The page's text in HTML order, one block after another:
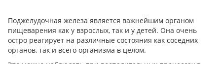
Поджелудочная железа является важнейшим органом
пищеварения как у взрослых, так и у детей. Она очень
остро реагирует на различные состояния как соседних
органов, так и всего организма в целом.